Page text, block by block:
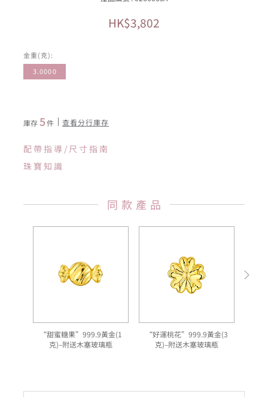
HK$3,802
金重(克):
3.0000
庫存5件 查看分行庫存
配帶指導/尺寸指南
珠寶知識
同款產品
“甜蜜糖果”999.9黃金(1
克)–附送木塞玻璃瓶
“好運桃花”999.9黃金(3
克)–附送木塞玻璃瓶